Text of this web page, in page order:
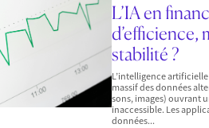
L’IA en
d’efficience,
stabilité ?
L’intelligence
massif des données
sons, images) ouvrant
inaccessible. Les
données...